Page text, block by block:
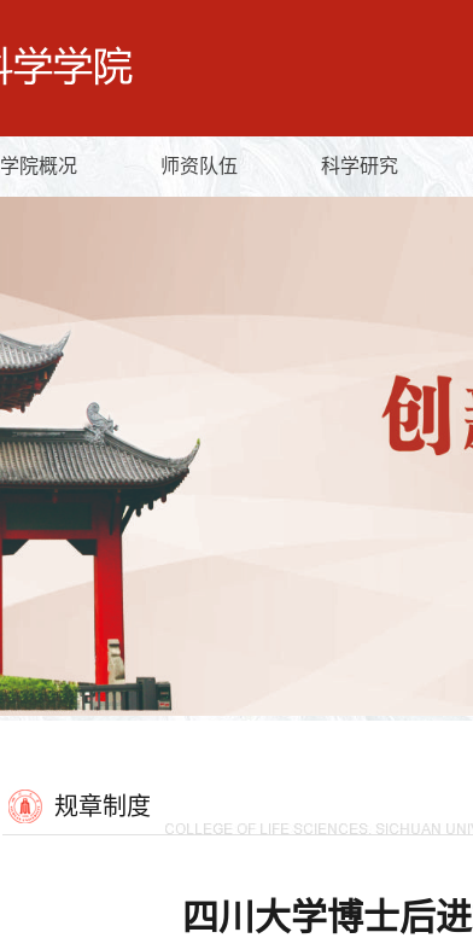
学院概况 师资队伍 科学研究
规章制度
四川大学博士后